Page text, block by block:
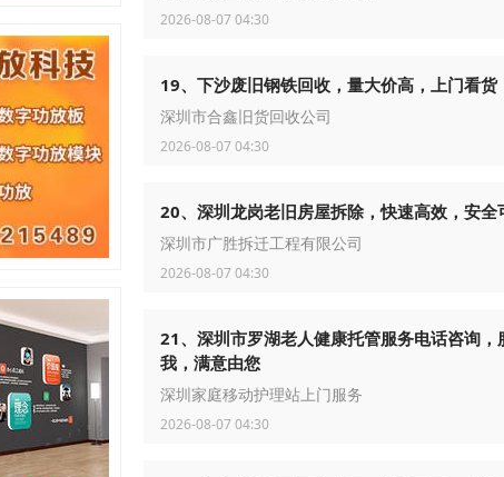
2026-08-07 04:30
19、下沙废旧钢铁回收，量大价高，上门看货
深圳市合鑫旧货回收公司
2026-08-07 04:30
20、深圳龙岗老旧房屋拆除，快速高效，安全
深圳市广胜拆迁工程有限公司
2026-08-07 04:30
21、深圳市罗湖老人健康托管服务电话咨询，
我，满意由您
深圳家庭移动护理站上门服务
2026-08-07 04:30